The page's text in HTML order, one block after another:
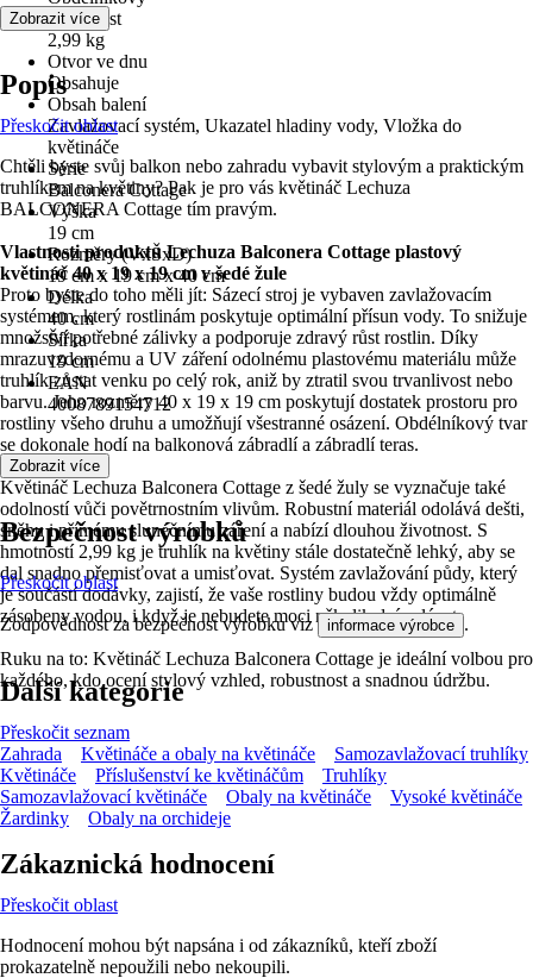
Hmotnost
2,99 kg
Otvor ve dnu
Obsahuje
Obsah balení
Zavlažovací systém, Ukazatel hladiny vody, Vložka do
květináče
Série
Balconera Cottage
Výška
19 cm
Rozměry (VxŠxD)
19 cm x 19 cm x 40 cm
Délka
40 cm
Šířka
19 cm
EAN
4008789154712
Zobrazit více
Popis
Přeskočit oblast
Chtěli byste svůj balkon nebo zahradu vybavit stylovým a praktickým
truhlíkem na květiny? Pak je pro vás květináč Lechuza
BALCONERA Cottage tím pravým.
Vlastnosti produktu Lechuza Balconera Cottage plastový
květináč 40 x 19 x 19 cm v šedé žule
Proto byste do toho měli jít: Sázecí stroj je vybaven zavlažovacím
systémem, který rostlinám poskytuje optimální přísun vody. To snižuje
množství potřebné zálivky a podporuje zdravý růst rostlin. Díky
mrazuvzdornému a UV záření odolnému plastovému materiálu může
truhlík zůstat venku po celý rok, aniž by ztratil svou trvanlivost nebo
barvu. Jeho rozměry 40 x 19 x 19 cm poskytují dostatek prostoru pro
rostliny všeho druhu a umožňují všestranné osázení. Obdélníkový tvar
se dokonale hodí na balkonová zábradlí a zábradlí teras.
Květináč Lechuza Balconera Cottage z šedé žuly se vyznačuje také
odolností vůči povětrnostním vlivům. Robustní materiál odolává dešti,
sněhu i přímému slunečnímu záření a nabízí dlouhou životnost. S
hmotností 2,99 kg je truhlík na květiny stále dostatečně lehký, aby se
dal snadno přemisťovat a umisťovat. Systém zavlažování půdy, který
je součástí dodávky, zajistí, že vaše rostliny budou vždy optimálně
zásobeny vodou, i když je nebudete moci několik dní zalévat.
Ruku na to: Květináč Lechuza Balconera Cottage je ideální volbou pro
každého, kdo ocení stylový vzhled, robustnost a snadnou údržbu.
Zobrazit více
Bezpečnost výrobků
Přeskočit oblast
Zodpovědnost za bezpečnost výrobku viz informace výrobce .
Další kategorie
Přeskočit seznam
Zahrada
Květináče a obaly na květináče
Samozavlažovací truhlíky
Květináče
Příslušenství ke květináčům
Truhlíky
Samozavlažovací květináče
Obaly na květináče
Vysoké květináče
Žardinky
Obaly na orchideje
Zákaznická hodnocení
Přeskočit oblast
Hodnocení mohou být napsána i od zákazníků, kteří zboží
prokazatelně nepoužili nebo nekoupili.